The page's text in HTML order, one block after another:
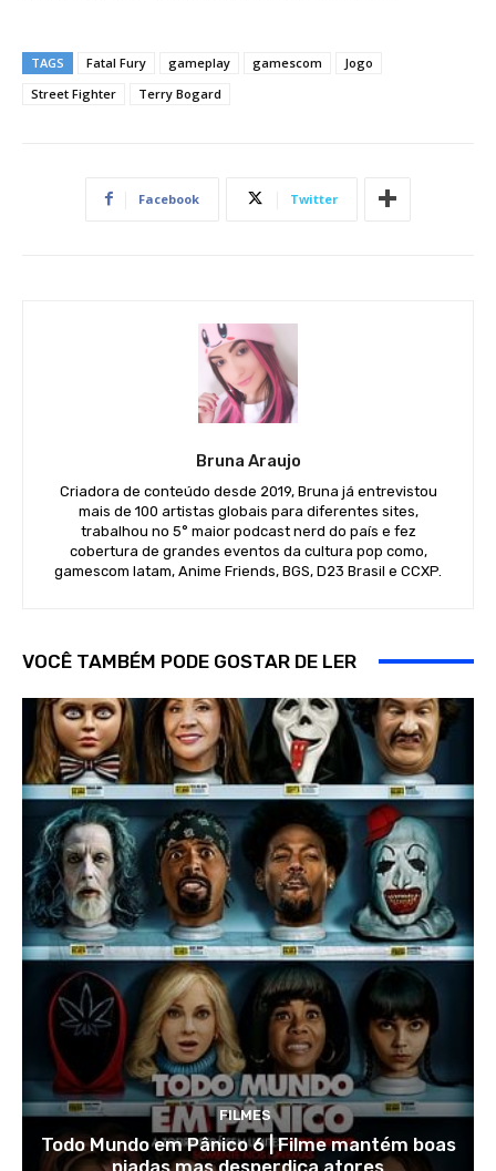
TAGS Fatal Fury gameplay gamescom
Jogo
Street Fighter
Terry Bogard
Facebook Twitter
Bruna Araujo
Criadora de conteúdo desde 2019, Bruna já entrevistou
mais de 100 artistas globais para diferentes sites,
trabalhou no 5° maior podcast nerd do país e fez
cobertura de grandes eventos da cultura pop como,
gamescom latam, Anime Friends, BGS, D23 Brasil e CCXP.
VOCÊ TAMBÉM PODE GOSTAR DE LER
FILMES
Todo Mundo em Pânico 6 | Filme mantém boas